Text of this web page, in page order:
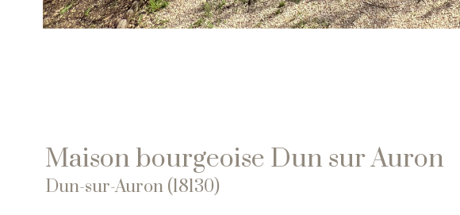
Maison bourgeoise Dun sur Auron
Dun-sur-Auron (18130)